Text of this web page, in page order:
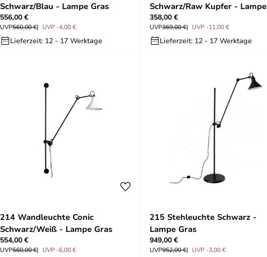
Schwarz/Blau - Lampe Gras
556,00 €
UVP560,00 € UVP -4,00 €
Lieferzeit: 12 - 17 Werktage
Schwarz/Raw Kupfer - Lampe
Gras
358,00 €
UVP369,00 € UVP -11,00 €
Lieferzeit: 12 - 17 Werktage
214 Wandleuchte Conic
Schwarz/Weiß - Lampe Gras
554,00 €
UVP560,00 € UVP -6,00 €
215 Stehleuchte Schwarz -
Lampe Gras
949,00 €
UVP952,00 € UVP -3,00 €